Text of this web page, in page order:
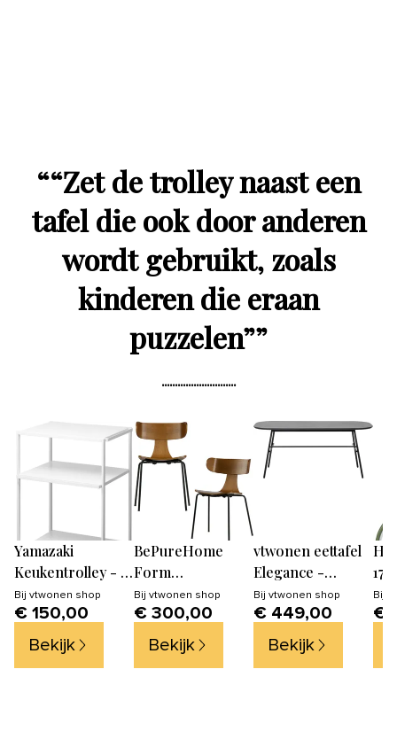
““Zet de trolley naast een
tafel die ook door anderen
wordt gebruikt, zoals
kinderen die eraan
puzzelen””
Yamazaki
Keukentrolley - 3
niveaus - Tower -
Wit
Bij vtwonen shop
€ 150,00
Bekijk
BePureHome
Form
Eetkamerstoelen
- Hout - Bruin -
Set van 2
Bij vtwonen shop
€ 300,00
Bekijk
vtwonen eettafel
Elegance -
Mango
Hout/metal -
Zwart - 79x180x90
Bij vtwonen shop
€ 449,00
Bekijk
Bij
€